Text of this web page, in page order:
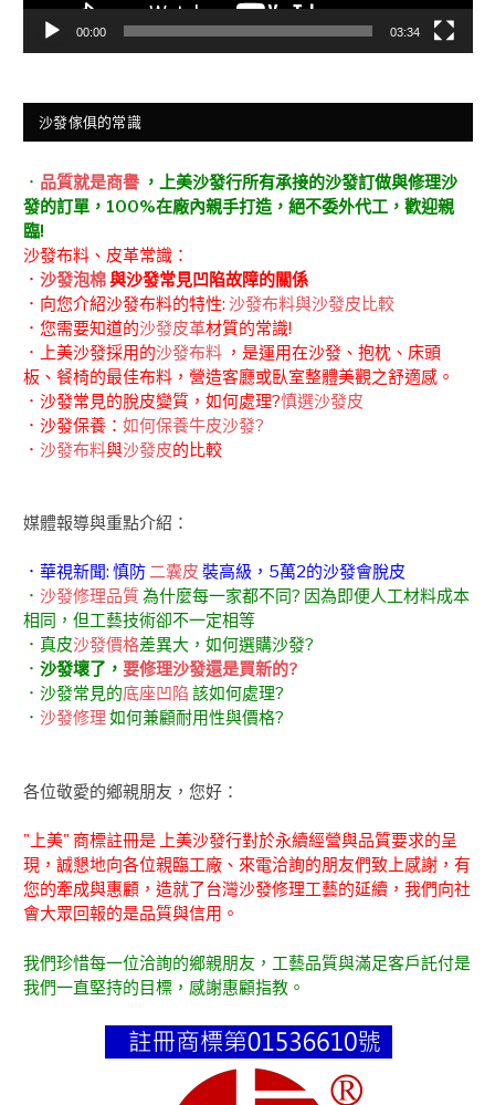
00:00 03:34
沙發傢俱的常識
． 品質就是商譽 ，上美沙發行所有承接的沙發訂做與修理沙
發的訂單，100%在廠內親手打造，絕不委外代工，歡迎親
臨!
沙發布料、皮革常識：
． 沙發泡棉與沙發常見凹陷故障的關係
．向您介紹沙發布料的特性: 沙發布料與沙發皮比較
．您需要知道的沙發皮革材質的常識!
．上美沙發採用的沙發布料 ，是運用在沙發、抱枕、床頭
板、餐椅的最佳布料，營造客廳或臥室整體美觀之舒適感。
．沙發常見的脫皮變質，如何處理?慎選沙發皮
．沙發保養： 如何保養牛皮沙發?
． 沙發布料與沙發皮的比較
媒體報導與重點介紹：
．華視新聞: 慎防 二囊皮 裝高級，5萬2的沙發會脫皮
． 沙發修理品質為什麼每一家都不同? 因為即便人工材料成本
相同，但工藝技術卻不一定相等
．真皮沙發價格差異大，如何選購沙發?
． 沙發壞了， 要修理沙發還是買新的?
．沙發常見的底座凹陷 該如何處理?
． 沙發修理 如何兼顧耐用性與價格?
各位敬愛的鄉親朋友，您好：
"上美" 商標註冊是 上美沙發行對於永續經營與品質要求的呈
現，誠懇地向各位親臨工廠、來電洽詢的朋友們致上感謝，有
您的牽成與惠顧，造就了台灣沙發修理工藝的延續，我們向社
會大眾回報的是品質與信用。
我們珍惜每一位洽詢的鄉親朋友，工藝品質與滿足客戶託付是
我們一直堅持的目標，感謝惠顧指教。